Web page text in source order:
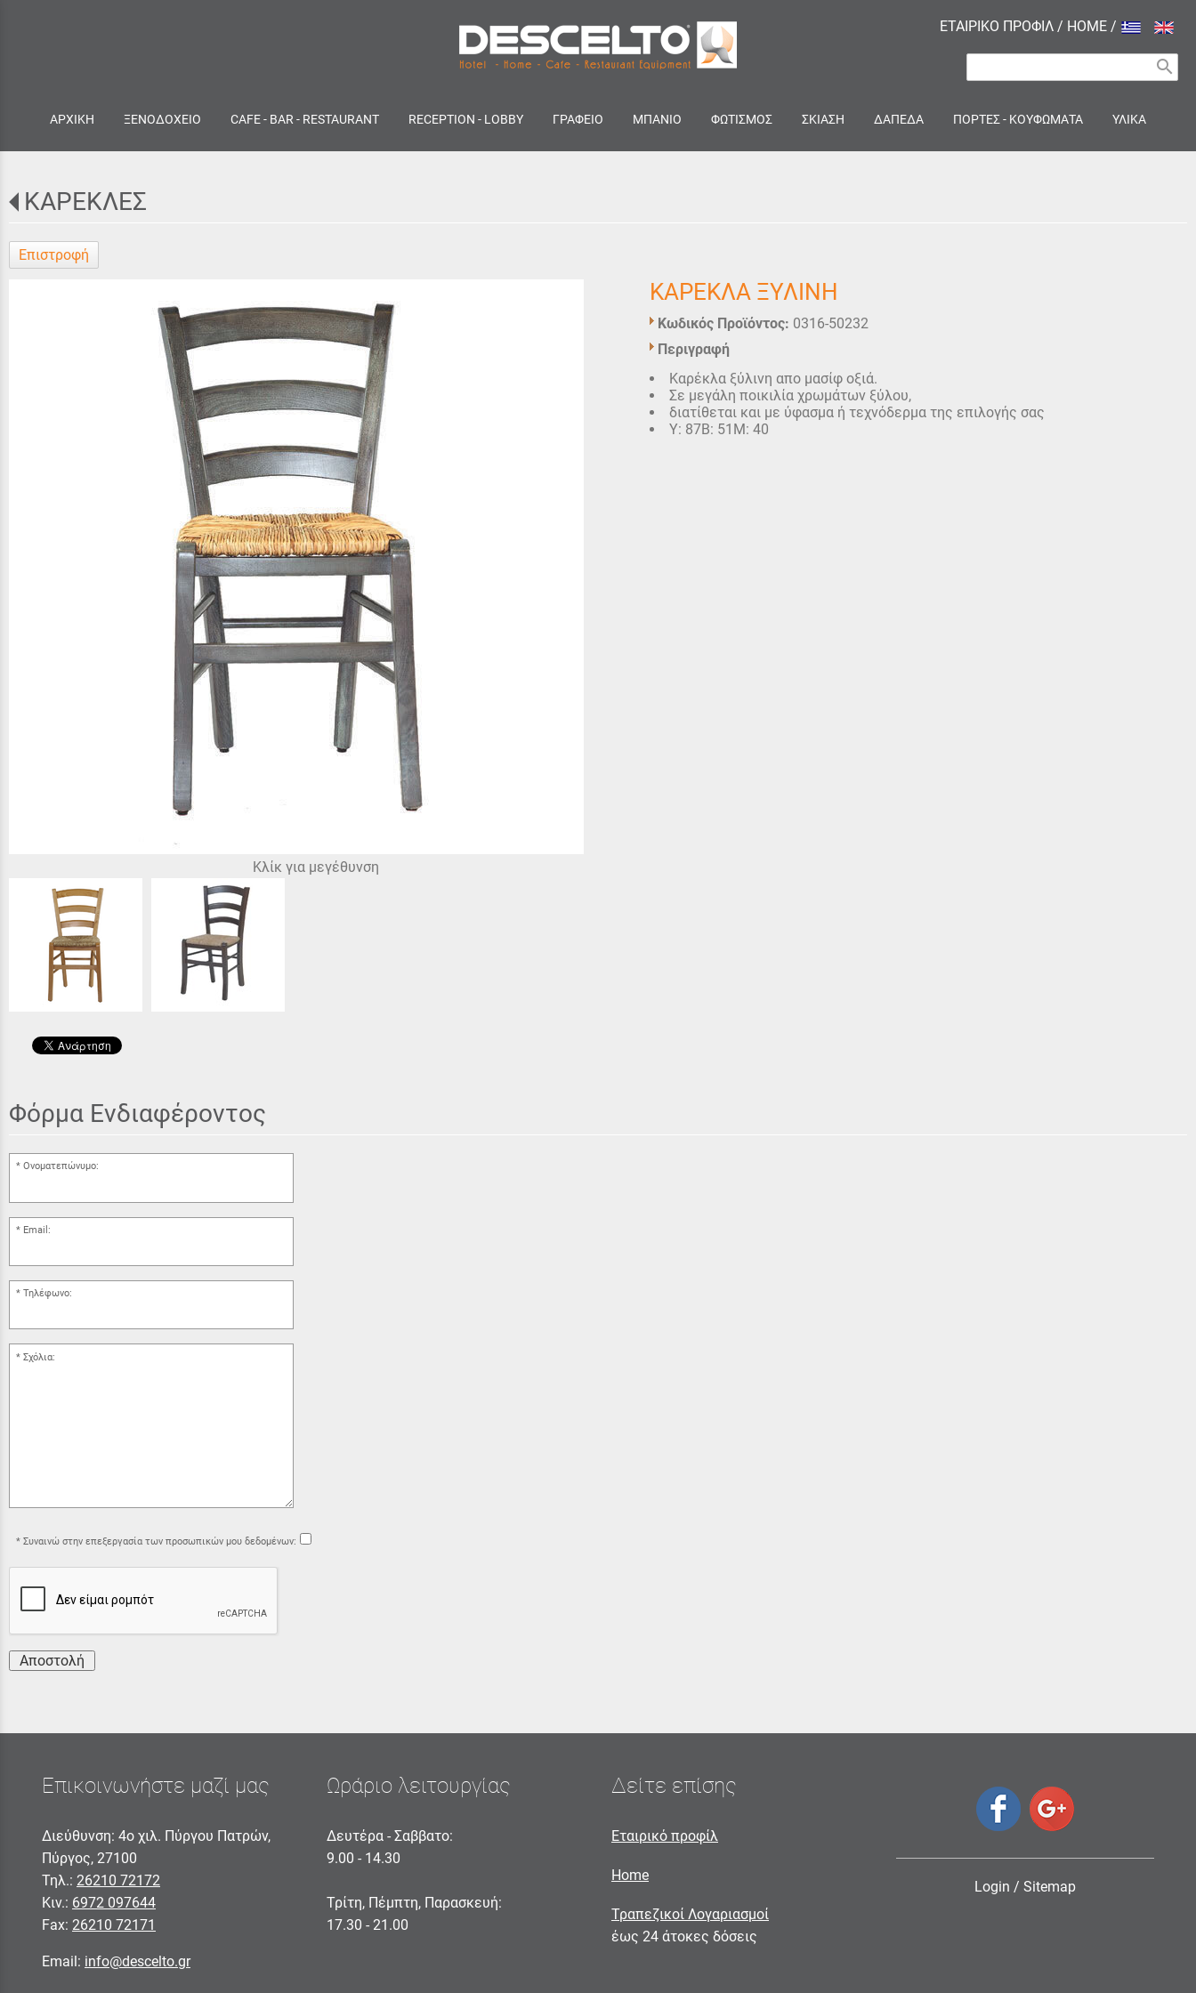
ΕΤΑΙΡΙΚΟ ΠΡΟΦΙΛ / HOME /
search
ΑΡΧΙΚΗ ΞΕΝΟΔΟΧΕΙΟ CAFE - BAR - RESTAURANT RECEPTION - LOBBY ΓΡΑΦΕΙΟ ΜΠΑΝΙΟ ΦΩΤΙΣΜΟΣ ΣΚΙΑΣΗ ΔΑΠΕΔΑ ΠΟΡΤΕΣ - ΚΟΥΦΩΜΑΤΑ ΥΛΙΚΑ
ΚΑΡΕΚΛΕΣ
Επιστροφή
Κλίκ για μεγέθυνση
ΚΑΡΕΚΛΑ ΞΥΛΙΝΗ
Κωδικός Προϊόντος: 0316-50232
Περιγραφή
Καρέκλα ξύλινη απο μασίφ οξιά.
Σε μεγάλη ποικιλία χρωμάτων ξύλου,
διατίθεται και με ύφασμα ή τεχνόδερμα της επιλογής σας
Υ: 87Β: 51Μ: 40
Φόρμα Ενδιαφέροντος
Ονοματεπώνυμο:
Email:
Τηλέφωνο:
Σχόλια:
Συναινώ στην επεξεργασία των προσωπικών μου δεδομένων:
Αποστολή
Επικοινωνήστε μαζί μας
Διεύθυνση: 4ο χιλ. Πύργου Πατρών,
Πύργος, 27100
Τηλ.: 26210 72172
Κιν.: 6972 097644
Fax: 26210 72171
Email: info@descelto.gr
Ωράριο λειτουργίας
Δευτέρα - Σαββατο:
9.00 - 14.30
Τρίτη, Πέμπτη, Παρασκευή:
17.30 - 21.00
Δείτε επίσης
Εταιρικό προφίλ
Home
Τραπεζικοί Λογαριασμοί
έως 24 άτοκες δόσεις
Login / Sitemap